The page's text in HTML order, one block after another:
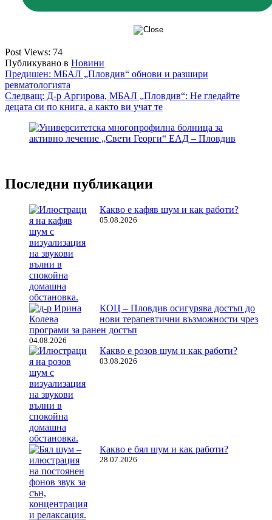
Post Views: 74
Публикувано в Новини
Навигация
Предишен: МБАЛ „Пловдив“ обнови и разшири
ревматологията
Следващ: Д-р Аргирова, МБАЛ „Пловдив“: Не гледайте
децата си по книга, а както ви учат те
Последни публикации
Какво е кафяв шум и как работи?
05.08.2026
КОЦ – Пловдив осигурява достъп до
нови терапевтични възможности чрез
програми за ранен достъп
04.08.2026
Какво е розов шум и как работи?
03.08.2026
Какво е бял шум и как работи?
28.07.2026